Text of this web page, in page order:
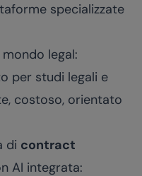
specializzate
legal:
per studi legali e
costoso, orientato
di contract
AI integrata: